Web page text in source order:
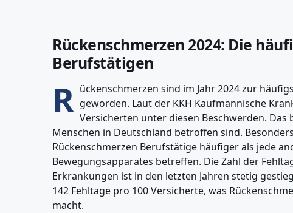
Rückenschmerzen 2024: Die
Berufstätigen
R ückenschmerzen sind im Jahr 2024 zur
geworden. Laut der KKH Kaufmännische
Versicherten unter diesen Beschwerden. Das
Menschen in Deutschland betroffen sind.
Rückenschmerzen Berufstätige häufiger als jede
Bewegungsapparates betreffen. Die Zahl der
Erkrankungen ist in den letzten Jahren stetig
142 Fehltage pro 100 Versicherte, was
macht.